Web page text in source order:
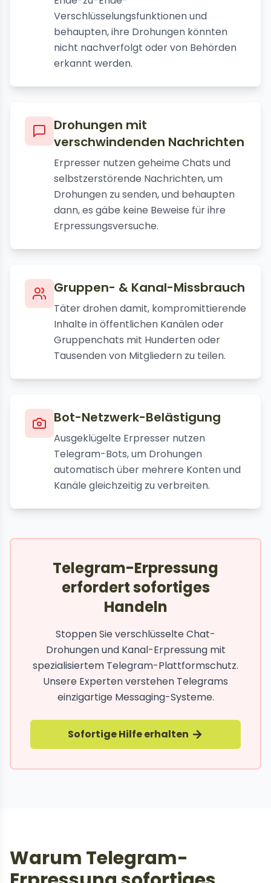
Verschlüsselungsfunktionen und
behaupten, ihre Drohungen könnten
nicht nachverfolgt oder von Behörden
erkannt werden.
Drohungen mit
verschwindenden Nachrichten
Erpresser nutzen geheime Chats und
selbstzerstörende Nachrichten, um
Drohungen zu senden, und behaupten
dann, es gäbe keine Beweise für ihre
Erpressungsversuche.
Gruppen- & Kanal-Missbrauch
Täter drohen damit, kompromittierende
Inhalte in öffentlichen Kanälen oder
Gruppenchats mit Hunderten oder
Tausenden von Mitgliedern zu teilen.
Bot-Netzwerk-Belästigung
Ausgeklügelte Erpresser nutzen
Telegram-Bots, um Drohungen
automatisch über mehrere Konten und
Kanäle gleichzeitig zu verbreiten.
Telegram-Erpressung
erfordert sofortiges
Handeln
Stoppen Sie verschlüsselte Chat-
Drohungen und Kanal-Erpressung mit
spezialisiertem Telegram-Plattformschutz.
Unsere Experten verstehen Telegrams
einzigartige Messaging-Systeme.
Sofortige Hilfe erhalten
Warum Telegram-